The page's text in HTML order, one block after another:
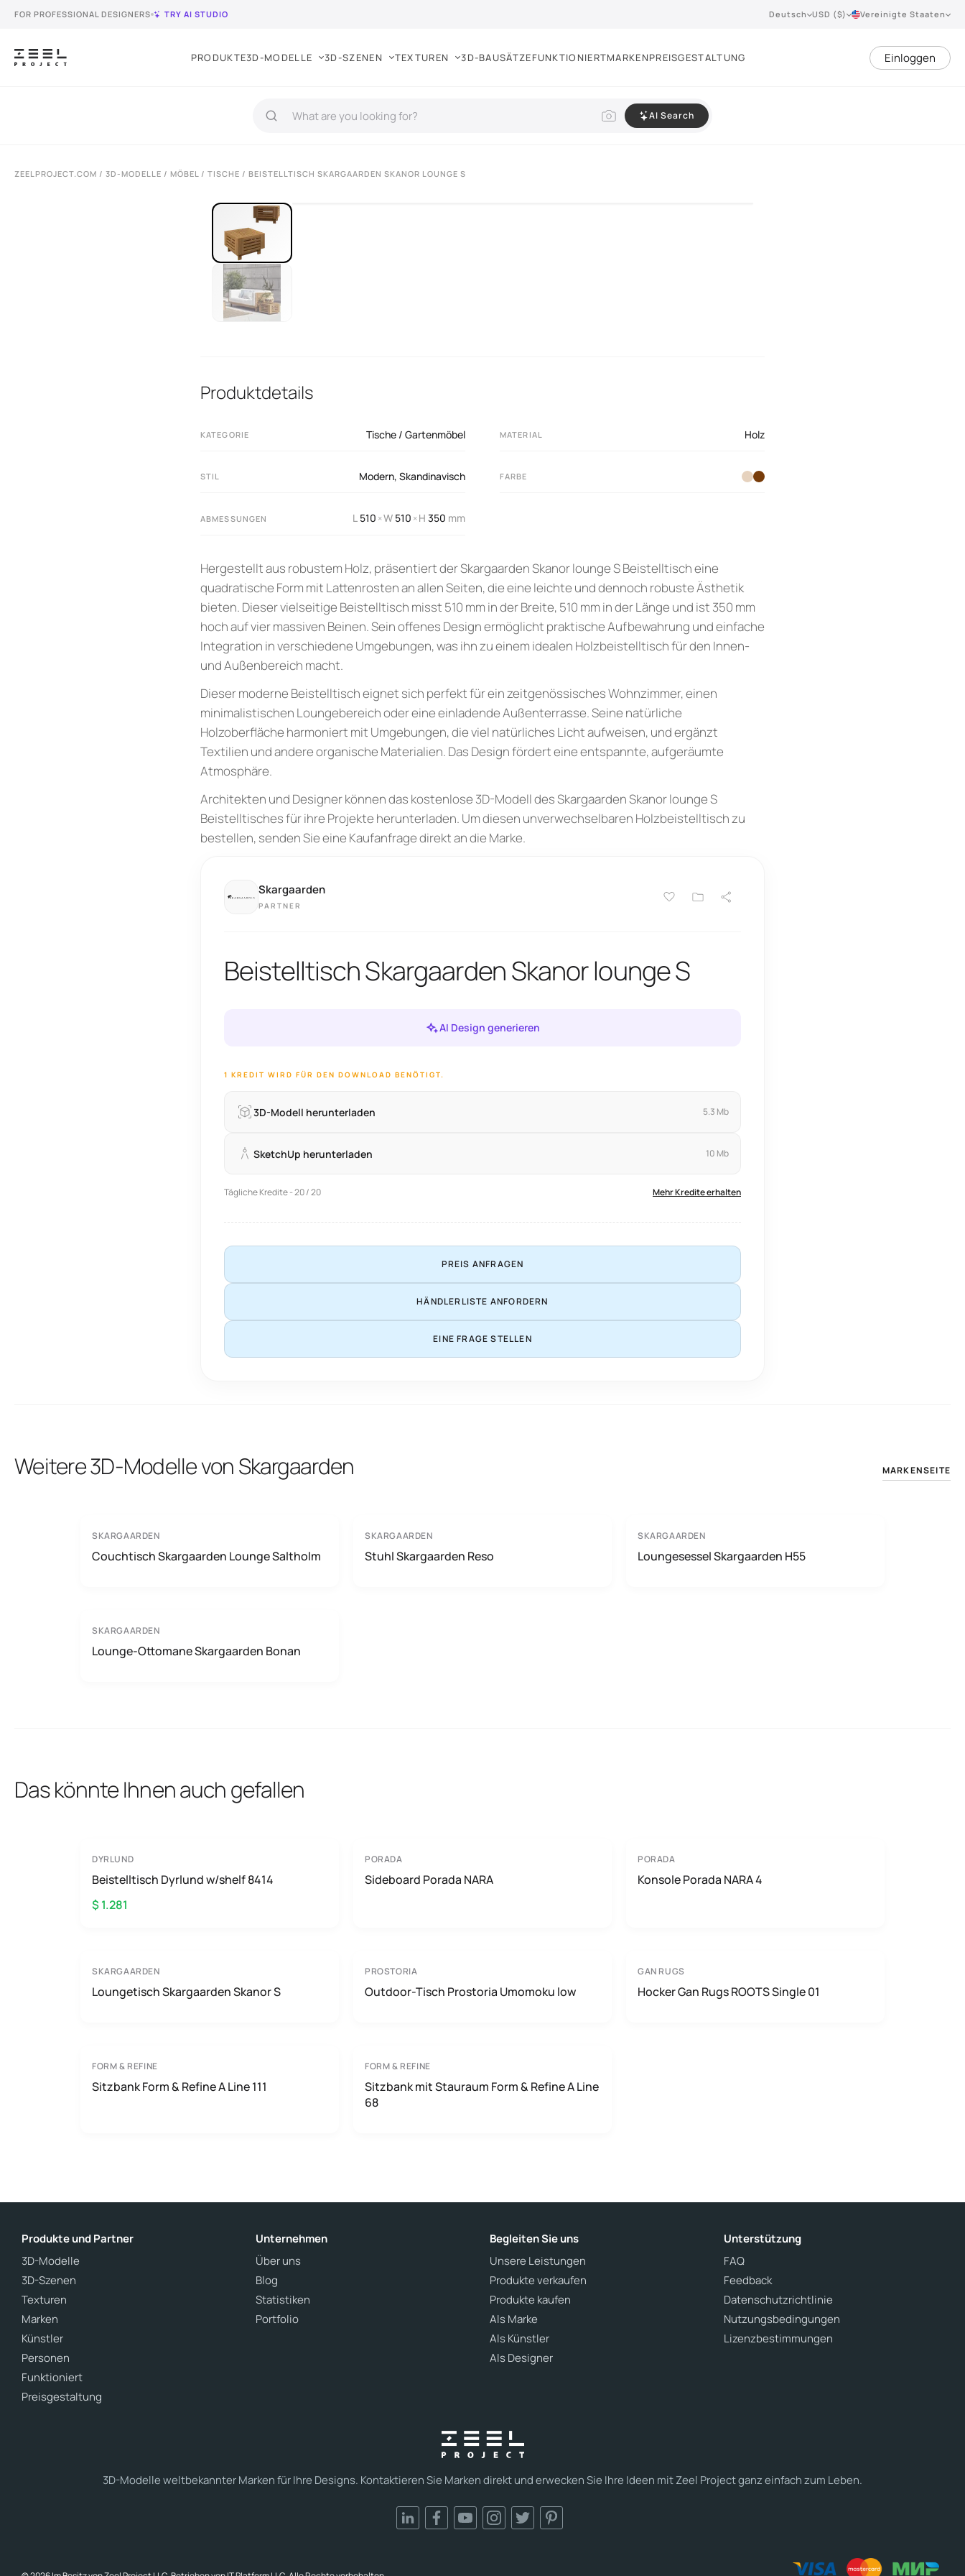
FOR PROFESSIONAL DESIGNERS TRY AI STUDIO Deutsch USD ($) Vereinigte Staaten
PRODUKTE3D-MODELLE 3D-SZENEN TEXTUREN 3D-BAUSÄTZEFUNKTIONIERTMARKENPREISGESTALTUNG Einloggen
AI Search
ZEELPROJECT.COM / 3D-MODELLE / MÖBEL / TISCHE / BEISTELLTISCH SKARGAARDEN SKANOR LOUNGE S
Produktdetails
KATEGORIE Tische / Gartenmöbel MATERIAL Holz
STIL Modern, Skandinavisch FARBE
ABMESSUNGEN L 510 ×W 510 ×H 350 mm
Hergestellt aus robustem Holz, präsentiert der Skargaarden Skanor lounge S Beistelltisch eine
quadratische Form mit Lattenrosten an allen Seiten, die eine leichte und dennoch robuste Ästhetik
bieten. Dieser vielseitige Beistelltisch misst 510 mm in der Breite, 510 mm in der Länge und ist 350 mm
hoch auf vier massiven Beinen. Sein offenes Design ermöglicht praktische Aufbewahrung und einfache
Integration in verschiedene Umgebungen, was ihn zu einem idealen Holzbeistelltisch für den Innen-
und Außenbereich macht.
Dieser moderne Beistelltisch eignet sich perfekt für ein zeitgenössisches Wohnzimmer, einen
minimalistischen Loungebereich oder eine einladende Außenterrasse. Seine natürliche
Holzoberfläche harmoniert mit Umgebungen, die viel natürliches Licht aufweisen, und ergänzt
Textilien und andere organische Materialien. Das Design fördert eine entspannte, aufgeräumte
Atmosphäre.
Architekten und Designer können das kostenlose 3D-Modell des Skargaarden Skanor lounge S
Beistelltisches für ihre Projekte herunterladen. Um diesen unverwechselbaren Holzbeistelltisch zu
bestellen, senden Sie eine Kaufanfrage direkt an die Marke.
Skargaarden
PARTNER
Beistelltisch Skargaarden Skanor lounge S
AI Design generieren
1 KREDIT WIRD FÜR DEN DOWNLOAD BENÖTIGT.
3D-Modell herunterladen 5.3 Mb
SketchUp herunterladen 10 Mb
Tägliche Kredite - 20 / 20 Mehr Kredite erhalten
PREIS ANFRAGEN
HÄNDLERLISTE ANFORDERN
EINE FRAGE STELLEN
Weitere 3D-Modelle von Skargaarden MARKENSEITE
SKARGAARDEN
Couchtisch Skargaarden Lounge Saltholm
SKARGAARDEN
Stuhl Skargaarden Reso
SKARGAARDEN
Loungesessel Skargaarden H55
SKARGAARDEN
Lounge-Ottomane Skargaarden Bonan
Das könnte Ihnen auch gefallen
DYRLUND
Beistelltisch Dyrlund w/shelf 8414
$ 1.281
PORADA
Sideboard Porada NARA
PORADA
Konsole Porada NARA 4
SKARGAARDEN
Loungetisch Skargaarden Skanor S
PROSTORIA
Outdoor-Tisch Prostoria Umomoku low
GAN RUGS
Hocker Gan Rugs ROOTS Single 01
FORM & REFINE
Sitzbank Form & Refine A Line 111
FORM & REFINE
Sitzbank mit Stauraum Form & Refine A Line
68
3D-Modelle weltbekannter Marken für Ihre Designs. Kontaktieren Sie Marken direkt und erwecken Sie Ihre Ideen mit Zeel Project ganz einfach zum Leben.
Produkte und Partner
3D-Modelle
3D-Szenen
Texturen
Marken
Künstler
Personen
Funktioniert
Preisgestaltung
Unternehmen
Über uns
Blog
Statistiken
Portfolio
Begleiten Sie uns
Unsere Leistungen
Produkte verkaufen
Produkte kaufen
Als Marke
Als Künstler
Als Designer
Unterstützung
FAQ
Feedback
Datenschutzrichtlinie
Nutzungsbedingungen
Lizenzbestimmungen